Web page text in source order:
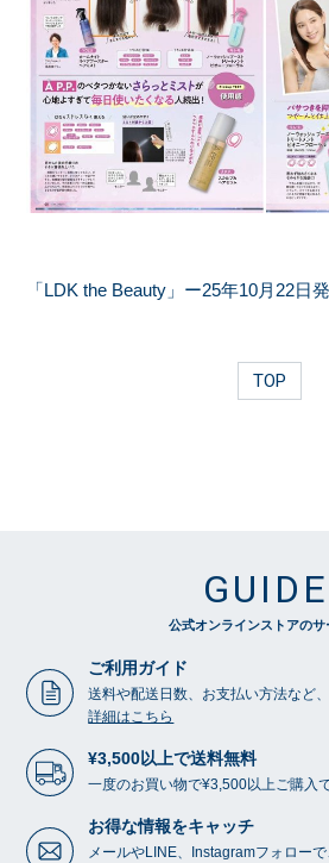
「LDK the Beauty」ー25年10月22日
TOP
GUIDE
公式オンラインストアのサ
ご利用ガイド
送料や配送日数、お支払い方法など
詳細はこちら
¥3,500以上で送料無料
一度のお買い物で¥3,500以上ご購入
お得な情報をキャッチ
メールやLINE、Instagramフォローで